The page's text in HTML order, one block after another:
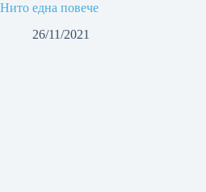
Нито една повече
26/11/2021